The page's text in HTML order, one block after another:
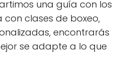
una guía con los
con clases de boxeo,
encontrarás
se adapte a lo que